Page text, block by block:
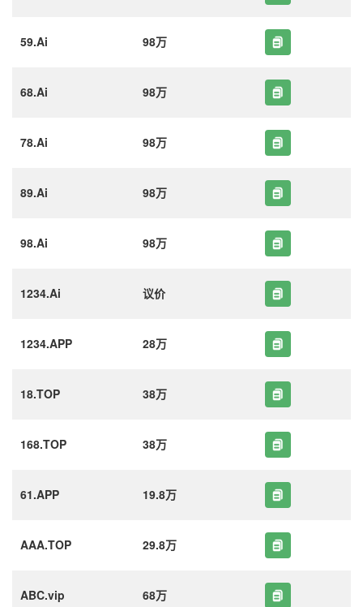
59.Ai 98万
68.Ai 98万
78.Ai 98万
89.Ai 98万
98.Ai 98万
1234.Ai 议价
1234.APP 28万
18.TOP 38万
168.TOP 38万
61.APP 19.8万
AAA.TOP 29.8万
ABC.vip 68万